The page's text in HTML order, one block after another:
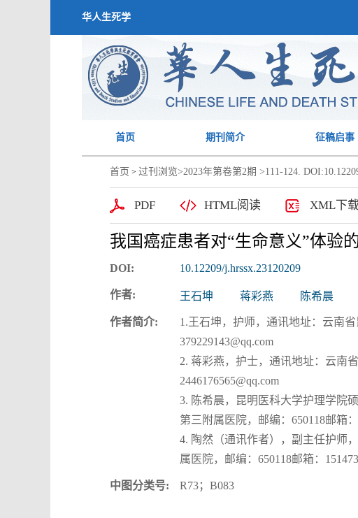
华人生死学
首页 期刊简介 征稿启事
首页 > 过刊浏览>2023年第卷第2期 >111-124.
PDF HTML阅读 XML下
我国癌症患者对“生命意义”体验
DOI: 10.12209/j.hrssx.23120209
作者: 王石坤 蒋彩燕 陈希晨
作者简介:
1.王石坤，护师，通讯地址：云南
379229143@qq.com
2. 蒋彩燕，护士，通讯地址：云南
2446176565@qq.com
3. 陈希晨，昆明医科大学护理学院
第三附属医院，邮编：650118邮箱：
4. 陶然（通讯作者），副主任护师
属医院，邮编：650118邮箱：
中图分类号: R73；B083